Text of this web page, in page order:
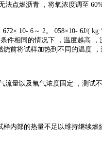
点燃沥青 ，将氧浓度调至
10- 6～ 2。 058×10- 6J/(
件相同的情况下 ，温度越高
前将试样加热到不同的温度 ，
量以及氧气浓度固定 ，测试
内部的热量不足以维持继续燃